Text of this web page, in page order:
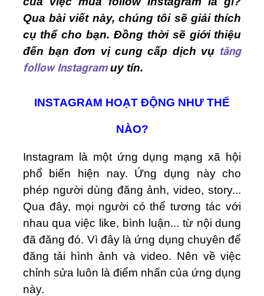
Qua bài viết này, chúng tôi sẽ giải thích
cụ thể cho bạn. Đồng thời sẽ giới thiệu
đến bạn đơn vị cung cấp dịch vụ tăng
follow Instagramuy tín.
INSTAGRAM HOẠT ĐỘNG NHƯ THẾ
NÀO?
Instagram là một ứng dụng mạng xã hội
phổ biến hiện nay. Ứng dụng này cho
phép người dùng đăng ảnh, video, story...
Qua đây, mọi người có thể tương tác với
nhau qua việc like, bình luận... từ nội dung
đã đăng đó. Vì đây là ứng dụng chuyên để
đăng tải hình ảnh và video. Nên về việc
chỉnh sửa luôn là điểm nhấn của ứng dụng
này.